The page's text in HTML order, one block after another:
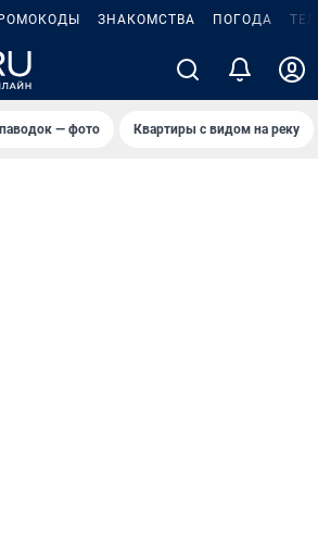
ЗНАКОМСТВА ПОГОДА
паводок — фото Квартиры с видом на реку